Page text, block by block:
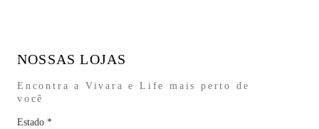
NOSSAS LOJAS
Encontra a Vivara e Life mais perto de
você
Estado *